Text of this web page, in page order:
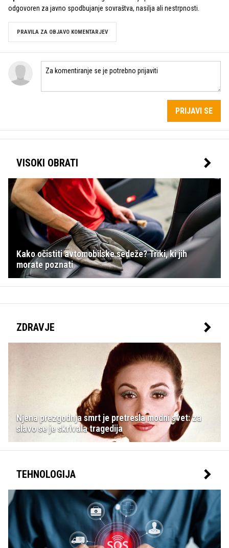
odgovoren za javno spodbujanje sovraštva, nasilja ali nestrpnosti.
PRAVILA ZA OBJAVO KOMENTARJEV
PRIJAVI SE
VISOKI OBRATI
Kako očistiti avtomobilske sedeže? Triki, ki jih
morate poznati
ZDRAVJE
Njena prezgodnja smrt je pretresla modni svet: za
slavo se je skrivala tragedija
TEHNOLOGIJA